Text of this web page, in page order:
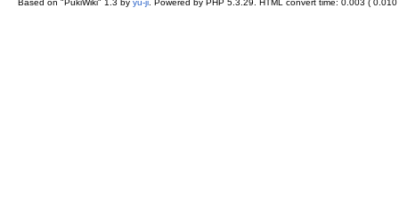
Based on "PukiWiki" 1.3 by yu-ji. Powered by PHP 5.3.29. HTML convert time: 0.003 ( 0.010